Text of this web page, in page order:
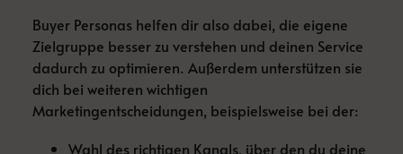
Buyer Personas helfen dir also dabei, die eigene
Zielgruppe besser zu verstehen und deinen Service
dadurch zu optimieren. Außerdem unterstützen sie
dich bei weiteren wichtigen
Marketingentscheidungen, beispielsweise bei der:
Wahl des richtigen Kanals, über den du deine